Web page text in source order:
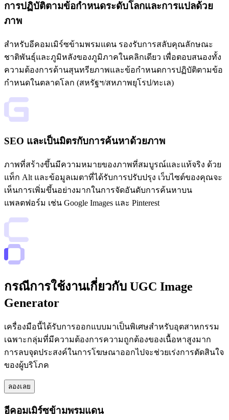
การปฏิบัติตามข้อกำหนดระดับโลกและการแปลด้วย
ภาพ
สำหรับอีคอมเมิร์ซข้ามพรมแดน รองรับการสลับคุณลักษณะ
ชาติพันธุ์และภูมิหลังของภูมิภาคในคลิกเดียว เพื่อตอบสนองทั้ง
ความต้องการด้านสุนทรียภาพและข้อกำหนดการปฏิบัติตามข้อ
กำหนดในตลาดโลก (สหรัฐฯ/สหภาพยุโรป/ทะเล)
SEO และเป็นมิตรกับการค้นหาด้วยภาพ
ภาพที่สร้างขึ้นมีความหมายของภาพที่สมบูรณ์และแท้จริง ด้วย
แท็ก Alt และข้อมูลเมตาที่ได้รับการปรับปรุง เว็บไซต์ของคุณจะ
เห็นการเพิ่มขึ้นอย่างมากในการจัดอันดับการค้นหาบน
แพลตฟอร์ม เช่น Google Images และ Pinterest
กรณีการใช้งานเกี่ยวกับ UGC Image
Generator
เครื่องมือนี้ได้รับการออกแบบมาเป็นพิเศษสำหรับอุตสาหกรรม
เฉพาะกลุ่มที่มีความต้องการความถูกต้องของเนื้อหาสูงมาก
การลบจุดประสงค์ในการโฆษณาออกไปจะช่วยเร่งการตัดสินใจ
ของผู้บริโภค
ลองเลย
อีคอมเมิร์ซข้ามพรมแดน